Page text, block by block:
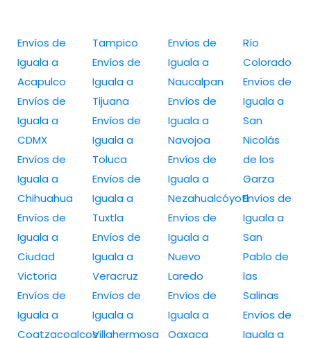
Envíos de
Iguala a
Acapulco
Envíos de
Iguala a
CDMX
Envíos de
Iguala a
Chihuahua
Envíos de
Iguala a
Ciudad
Victoria
Envíos de
Iguala a
Coatzacoalcos
Tampico
Envíos de
Iguala a
Tijuana
Envíos de
Iguala a
Toluca
Envíos de
Iguala a
Tuxtla
Envíos de
Iguala a
Veracruz
Envíos de
Iguala a
Villahermosa
Envíos de
Iguala a
Naucalpan
Envíos de
Iguala a
Navojoa
Envíos de
Iguala a
Nezahualcóyotl
Envíos de
Iguala a
Nuevo
Laredo
Envíos de
Iguala a
Oaxaca
Río
Colorado
Envíos de
Iguala a
San
Nicolás
de los
Garza
Envíos de
Iguala a
San
Pablo de
las
Salinas
Envíos de
Iguala a